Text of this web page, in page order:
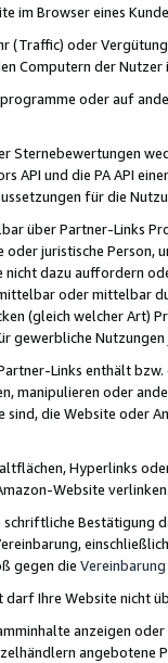
im Browser eines
(Traffic) oder
Computern der
oder auf
Sternebewertungen
API und die PA API
für die
über Partner-Links
juristische
dazu auffordern
oder mittelbar
(gleich welcher Art)
gewerbliche
Links enthält
manipulieren oder
die Website oder
Hyperlinks
Website
schriftliche
gegen die Vereinbarung
Ihre Website nicht
anzeigen